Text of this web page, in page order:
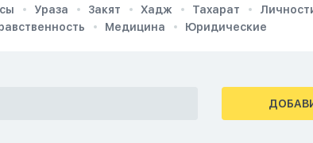
Ураза Закят Хадж Тахарат
Медицина Юридические